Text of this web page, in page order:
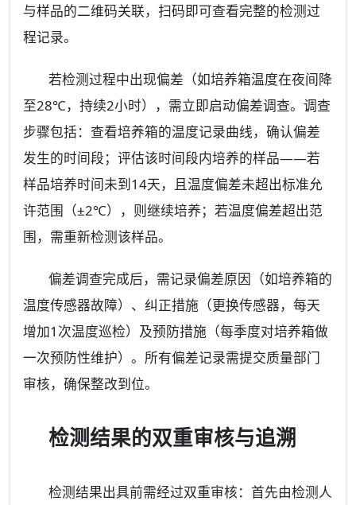
与样品的二维码关联，扫码即可查看完整的检测过
程记录。
若检测过程中出现偏差（如培养箱温度在夜间降
至28℃，持续2小时），需立即启动偏差调查。调查
步骤包括：查看培养箱的温度记录曲线，确认偏差
发生的时间段；评估该时间段内培养的样品——若
样品培养时间未到14天，且温度偏差未超出标准允
许范围（±2℃），则继续培养；若温度偏差超出范
围，需重新检测该样品。
偏差调查完成后，需记录偏差原因（如培养箱的
温度传感器故障）、纠正措施（更换传感器，每天
增加1次温度巡检）及预防措施（每季度对培养箱做
一次预防性维护）。所有偏差记录需提交质量部门
审核，确保整改到位。
检测结果的双重审核与追溯
检测结果出具前需经过双重审核：首先由检测人